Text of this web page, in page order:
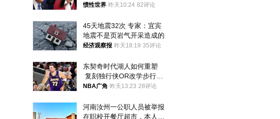
后嘱托已公开
惯性世界 昨天10:24 82评论
45天地震32次 专家：宜宾
地震不是页岩气开采造成的
经济观察报 昨天18:19 35评论
东契奇时代湖人如何重塑
复刻独行侠OR改学步行
者？
NBA广角 昨天13:23 28评论
河南汝州一公职人员被举报
在职校开餐厅超市，本人回